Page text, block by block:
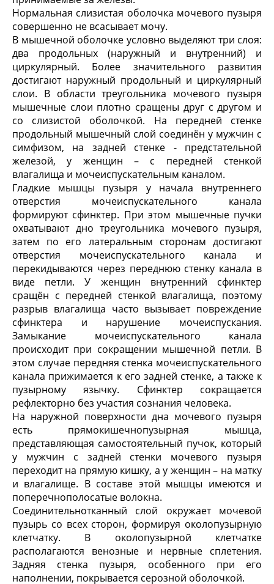
Нормальная слизистая оболочка мочевого пузыря
совершенно не всасывает мочу.
В мышечной оболочке условно выделяют три слоя:
два продольных (наружный и внутренний) и
циркулярный. Более значительного развития
достигают наружный продольный и циркулярный
слои. В области треугольника мочевого пузыря
мышечные слои плотно сращены друг с другом и
со слизистой оболочкой. На передней стенке
продольный мышечный слой соединён у мужчин с
симфизом, на задней стенке - предстательной
железой, у женщин – с передней стенкой
влагалища и мочеиспускательным каналом.
Гладкие мышцы пузыря у начала внутреннего
отверстия мочеиспускательного канала
формируют сфинктер. При этом мышечные пучки
охватывают дно треугольника мочевого пузыря,
затем по его латеральным сторонам достигают
отверстия мочеиспускательного канала и
перекидываются через переднюю стенку канала в
виде петли. У женщин внутренний сфинктер
сращён с передней стенкой влагалища, поэтому
разрыв влагалища часто вызывает повреждение
сфинктера и нарушение мочеиспускания.
Замыкание мочеиспускательного канала
происходит при сокращении мышечной петли. В
этом случае передняя стенка мочеиспускательного
канала прижимается к его задней стенке, а также к
пузырному язычку. Сфинктер сокращается
рефлекторно без участия сознания человека.
На наружной поверхности дна мочевого пузыря
есть прямокишечнопузырная мышца,
представляющая самостоятельный пучок, который
у мужчин с задней стенки мочевого пузыря
переходит на прямую кишку, а у женщин – на матку
и влагалище. В составе этой мышцы имеются и
поперечнополосатые волокна.
Соединительнотканный слой окружает мочевой
пузырь со всех сторон, формируя околопузырную
клетчатку. В околопузырной клетчатке
располагаются венозные и нервные сплетения.
Задняя стенка пузыря, особенного при его
наполнении, покрывается серозной оболочкой.